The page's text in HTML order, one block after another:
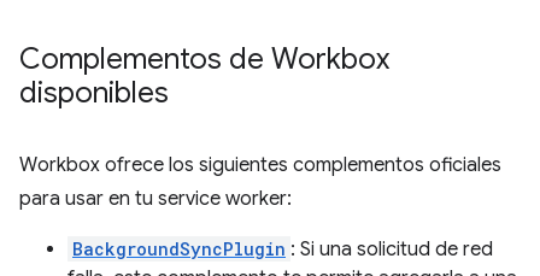
Complementos de Workbox
disponibles
Workbox ofrece los siguientes complementos oficiales
para usar en tu service worker:
BackgroundSyncPlugin : Si una solicitud de red